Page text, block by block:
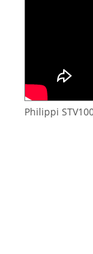
Philippi